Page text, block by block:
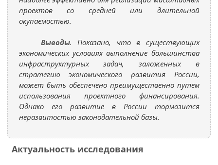
проектов со средней или длительной
окупаемостью.
Выводы. Показано, что в существующих
экономических условиях выполнение большинства
инфраструктурных задач, заложенных в
стратегию экономического развития России,
может быть обеспечено преимущественно путем
использования проектного финансирования.
Однако его развитие в России тормозится
неразвитостью законодательной базы.
Актуальность исследования